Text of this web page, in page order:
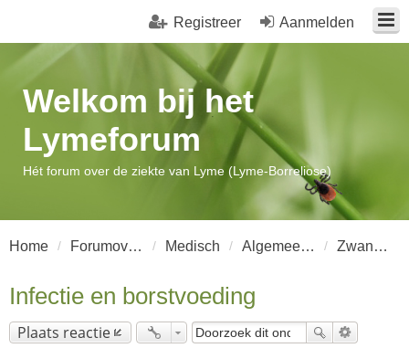
Aanmelden
Registreer
Welkom bij het
Lymeforum
Hét forum over de ziekte van Lyme (Lyme-Borreliose)
Home Forumoverzicht Medisch Algemeen Lyme-Borreliose Zwangerschap
Infectie en borstvoeding
Plaats reactie